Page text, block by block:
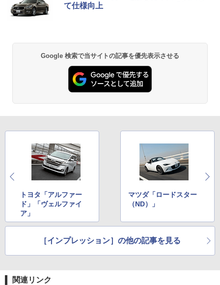
て仕様向上
Google 検索で当サイトの記事を優先表示させる
トヨタ「アルファー
ド」「ヴェルファイ
ア」
マツダ「ロードスター
（ND）」
［インプレッション］の他の記事を見る
関連リンク